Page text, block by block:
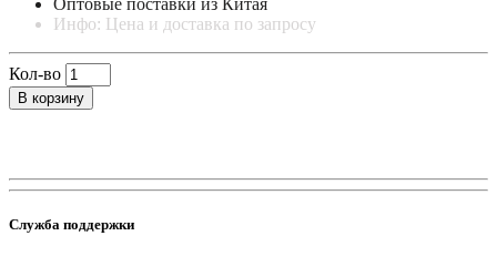
Инфо: Цена и доставка по запросу
Кол-во
В корзину
Служба поддержки